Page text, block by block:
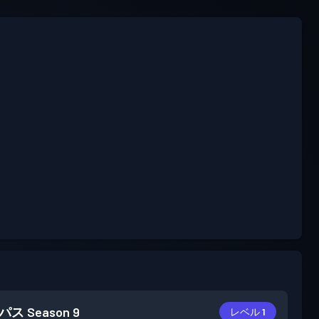
ス Season 9 レベル 1